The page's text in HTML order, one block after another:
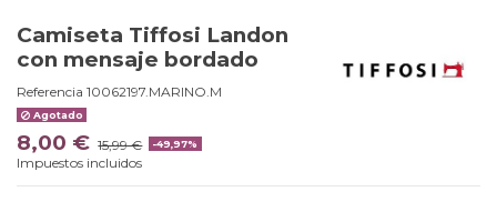
Camiseta Tiffosi Landon
con mensaje bordado
Referencia 10062197.MARINO.M
Agotado
8,00 € 15,99 € -49,97%
Impuestos incluidos